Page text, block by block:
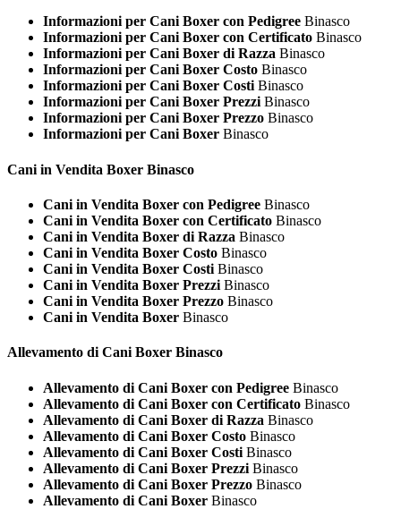
Informazioni per Cani Boxer con Pedigree Binasco
Informazioni per Cani Boxer con Certificato Binasco
Informazioni per Cani Boxer di Razza Binasco
Informazioni per Cani Boxer Costo Binasco
Informazioni per Cani Boxer CostiBinasco
Informazioni per Cani Boxer PrezziBinasco
Informazioni per Cani Boxer Prezzo Binasco
Informazioni per Cani Boxer Binasco
Cani in Vendita Boxer Binasco
Cani in Vendita Boxer con Pedigree Binasco
Cani in Vendita Boxer con Certificato Binasco
Cani in Vendita Boxer di Razza Binasco
Cani in Vendita Boxer Costo Binasco
Cani in Vendita Boxer Costi Binasco
Cani in Vendita Boxer Prezzi Binasco
Cani in Vendita Boxer Prezzo Binasco
Cani in Vendita Boxer Binasco
Allevamento di Cani Boxer Binasco
Allevamento di Cani Boxer con Pedigree Binasco
Allevamento di Cani Boxer con Certificato Binasco
Allevamento di Cani Boxer di Razza Binasco
Allevamento di Cani Boxer Costo Binasco
Allevamento di Cani Boxer Costi Binasco
Allevamento di Cani Boxer Prezzi Binasco
Allevamento di Cani Boxer Prezzo Binasco
Allevamento di Cani Boxer Binasco